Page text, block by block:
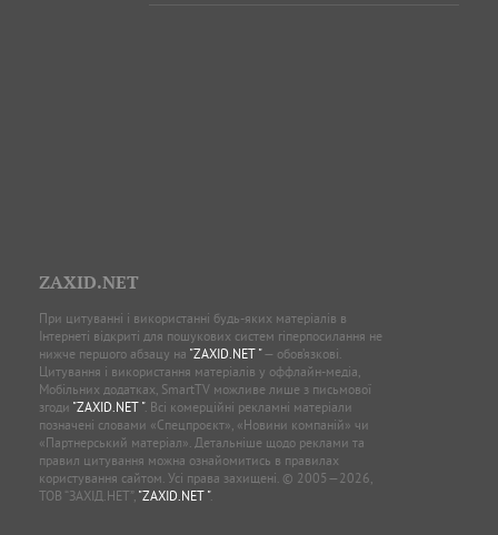
ZAXID.NET
При цитуванні і використанні будь-яких матеріалів в
Інтернеті відкриті для пошукових систем гіперпосилання не
нижче першого абзацу на "ZAXID.NET "— обов’язкові.
Цитування і використання матеріалів у оффлайн-медіа,
Мобільних додатках, SmartTV можливе лише з письмової
згоди "ZAXID.NET ". Всі комерційні рекламні матеріали
позначені словами «Спецпроєкт», «Новини компаній» чи
«Партнерський матеріал». Детальніше щодо реклами та
правил цитування можна ознайомитись в правилах
користування сайтом. Усі права захищені. © 2005—2026,
ТОВ “ЗАХІД.НЕТ”, "ZAXID.NET ".